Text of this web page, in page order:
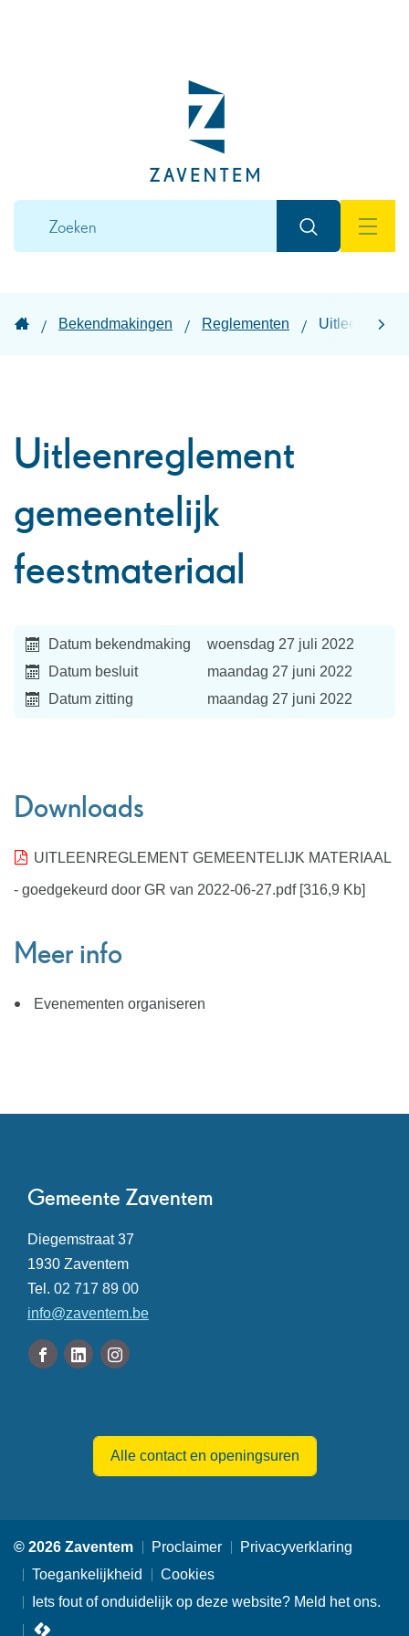
Zaventem
Zoeken
Startpagina
Bekendmakingen Reglementen
Uitleenreglement
gemeentelijk
feestmateriaal
Datum bekendmaking
woensdag 27 juli 2022
Datum besluit
maandag 27 juni 2022
Datum zitting
maandag 27 juni 2022
Downloads
UITLEENREGLEMENT GEMEENTELIJK MATERIAAL
- goedgekeurd door GR van 2022-06-27.pdf 316,9 Kb
Meer info
Evenementen organiseren
Contact
Gemeente Zaventem
Adres
Diegemstraat 37
,1930 Zaventem
Tel. 02 717 89 00
E-
mail
info@zaventem.be
VolgFacebook
LinkedinInstagram
Alle contact en openingsuren
© 2026 Zaventem Proclaimer
Privacyverklaring
Toegankelijkheid
Cookies
Iets fout of onduidelijk op deze website? Meld het ons.